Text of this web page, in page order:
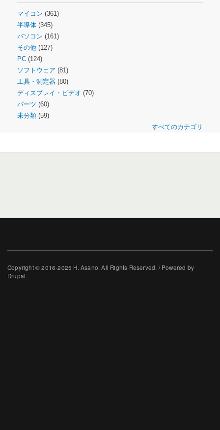
マイコン (361)
半導体 (345)
パソコン (161)
その他 (127)
PC (124)
ソフトウェア (81)
工具・測定器 (80)
ディスプレイ・ビデオ (70)
パーツ (60)
未分類 (59)
すべてのカテゴリ
Copyright © 2016-2025 H. Asano, All Rights Reserved. / Powered by
Drupal.